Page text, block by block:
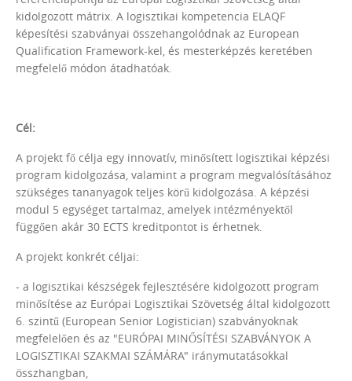
kidolgozott mátrix. A logisztikai kompetencia ELAQF
képesítési szabványai összehangolódnak az European
Qualification Framework-kel, és mesterképzés keretében
megfelelő módon átadhatóak.
Cél:
A projekt fő célja egy innovatív, minősített logisztikai képzési
program kidolgozása, valamint a program megvalósításához
szükséges tananyagok teljes körű kidolgozása. A képzési
modul 5 egységet tartalmaz, amelyek intézményektől
függően akár 30 ECTS kreditpontot is érhetnek.
A projekt konkrét céljai:
- a logisztikai készségek fejlesztésére kidolgozott program
minősítése az Európai Logisztikai Szövetség által kidolgozott
6. szintű (European Senior Logistician) szabványoknak
megfelelően és az "EURÓPAI MINŐSÍTÉSI SZABVÁNYOK A
LOGISZTIKAI SZAKMAI SZÁMÁRA" iránymutatásokkal
összhangban,